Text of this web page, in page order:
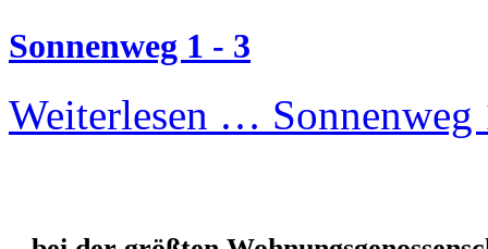
Sonnenweg 1 - 3
Weiterlesen … Sonnenweg